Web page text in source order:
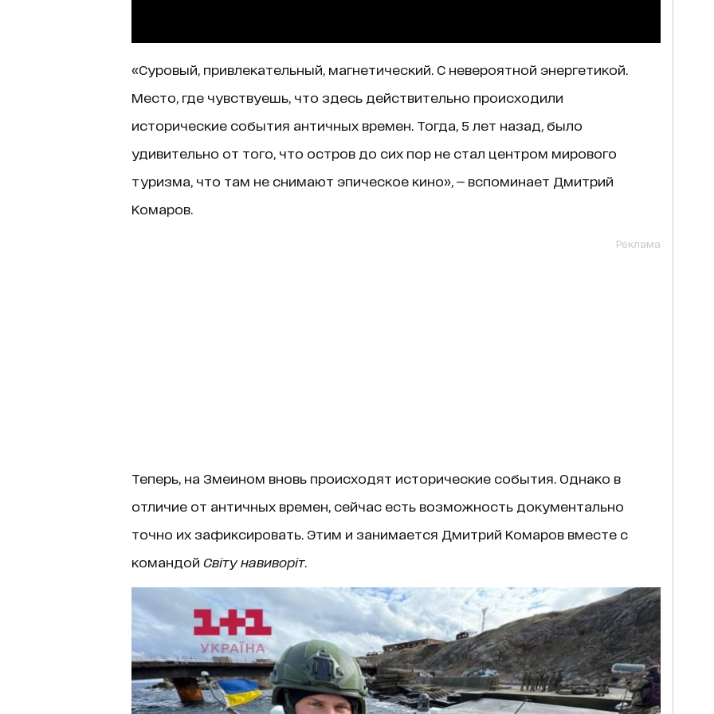
«Суровый, привлекательный, магнетический. С невероятной энергетикой.
Место, где чувствуешь, что здесь действительно происходили
исторические события античных времен. Тогда, 5 лет назад, было
удивительно от того, что остров до сих пор не стал центром мирового
туризма, что там не снимают эпическое кино», — вспоминает Дмитрий
Комаров.
Реклама
Теперь, на Змеином вновь происходят исторические события. Однако в
отличие от античных времен, сейчас есть возможность документально
точно их зафиксировать. Этим и занимается Дмитрий Комаров вместе с
командой Світу навиворіт.